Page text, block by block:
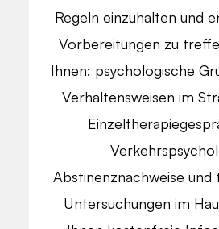
Regeln einzuhalten und
Vorbereitungen zu
Ihnen: psychologische
Verhaltensweisen im
Abstinenznachweise und
Untersuchungen im